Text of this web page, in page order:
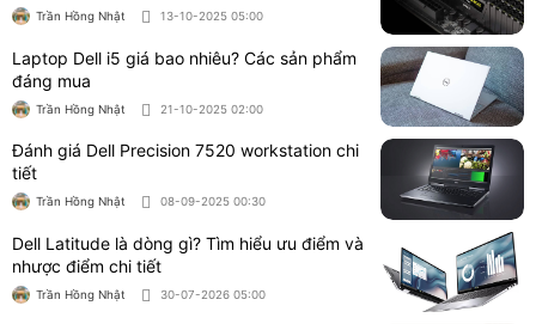
Trần Hồng Nhật 13-10-2025 05:00
Laptop Dell i5 giá bao nhiêu? Các sản phẩm
đáng mua
Trần Hồng Nhật 21-10-2025 02:00
Đánh giá Dell Precision 7520 workstation chi
tiết
Trần Hồng Nhật 08-09-2025 00:30
Dell Latitude là dòng gì? Tìm hiểu ưu điểm và
nhược điểm chi tiết
Trần Hồng Nhật 30-07-2026 05:00